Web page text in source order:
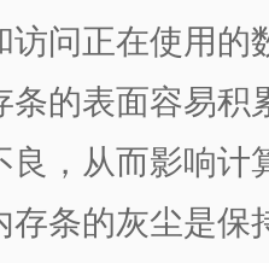
访问正在使用的
条的表面容易积
良，从而影响计
存条的灰尘是保